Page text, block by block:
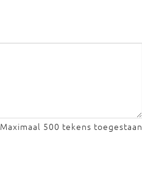
Maximaal 500 tekens toegestaan